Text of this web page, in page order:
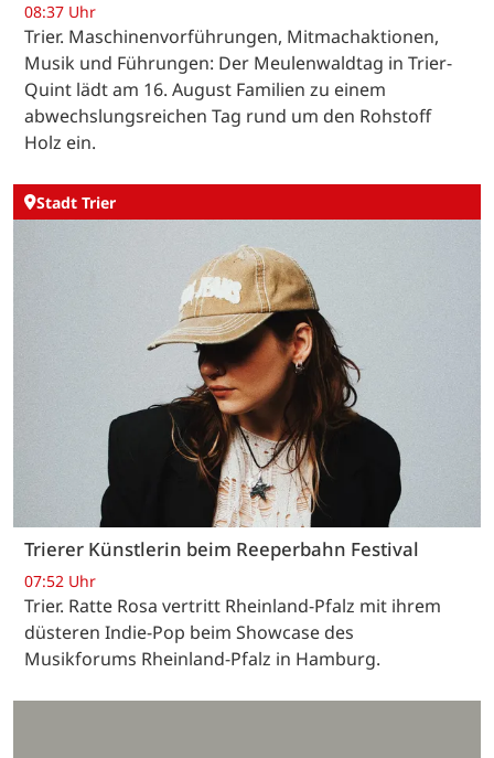
08:37 Uhr
Trier. Maschinenvorführungen, Mitmachaktionen,
Musik und Führungen: Der Meulenwaldtag in Trier-
Quint lädt am 16. August Familien zu einem
abwechslungsreichen Tag rund um den Rohstoff
Holz ein.
Stadt Trier
Trierer Künstlerin beim Reeperbahn Festival
07:52 Uhr
Trier. Ratte Rosa vertritt Rheinland-Pfalz mit ihrem
düsteren Indie-Pop beim Showcase des
Musikforums Rheinland-Pfalz in Hamburg.